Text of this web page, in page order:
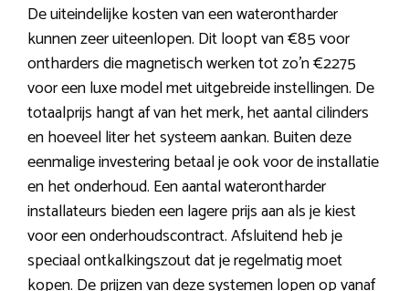
De uiteindelijke kosten van een waterontharder
kunnen zeer uiteenlopen. Dit loopt van €85 voor
ontharders die magnetisch werken tot zo’n €2275
voor een luxe model met uitgebreide instellingen. De
totaalprijs hangt af van het merk, het aantal cilinders
en hoeveel liter het systeem aankan. Buiten deze
eenmalige investering betaal je ook voor de installatie
en het onderhoud. Een aantal waterontharder
installateurs bieden een lagere prijs aan als je kiest
voor een onderhoudscontract. Afsluitend heb je
speciaal ontkalkingszout dat je regelmatig moet